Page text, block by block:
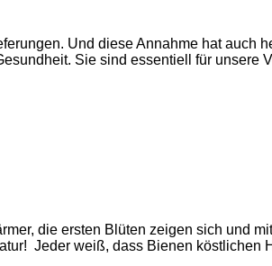
Und diese Annahme hat auch
Sie sind essentiell für unsere
die ersten Blüten zeigen sich und
Jeder weiß, dass Bienen köstlichen